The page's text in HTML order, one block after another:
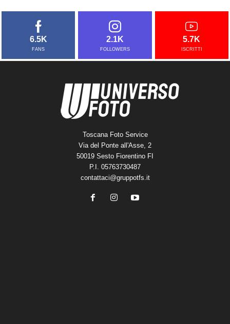
6.5K
FANS
2.1K
FOLLOWERS
5.7K
ISCRITTI
Toscana Foto Service
Via del Ponte all'Asse, 2
50019 Sesto Fiorentino FI
P.I. 05763730487
contattaci@gruppotfs.it